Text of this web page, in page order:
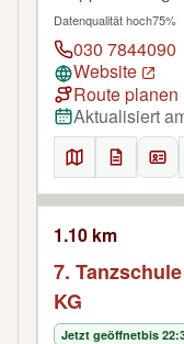
Datenqualität hoch75%
030 7844090
Website
Route planen
Aktualisiert
1.10 km
7.
KG
Jetzt geöffnetbis